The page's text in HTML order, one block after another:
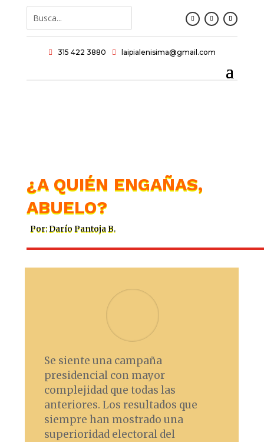
 315 422 3880  laipialenisima@gmail.com
¿A QUIÉN ENGAÑAS,
ABUELO?
Por: Darío Pantoja B.
Se siente una campaña
presidencial con mayor
complejidad que todas las
anteriores. Los resultados que
siempre han mostrado una
superioridad electoral del